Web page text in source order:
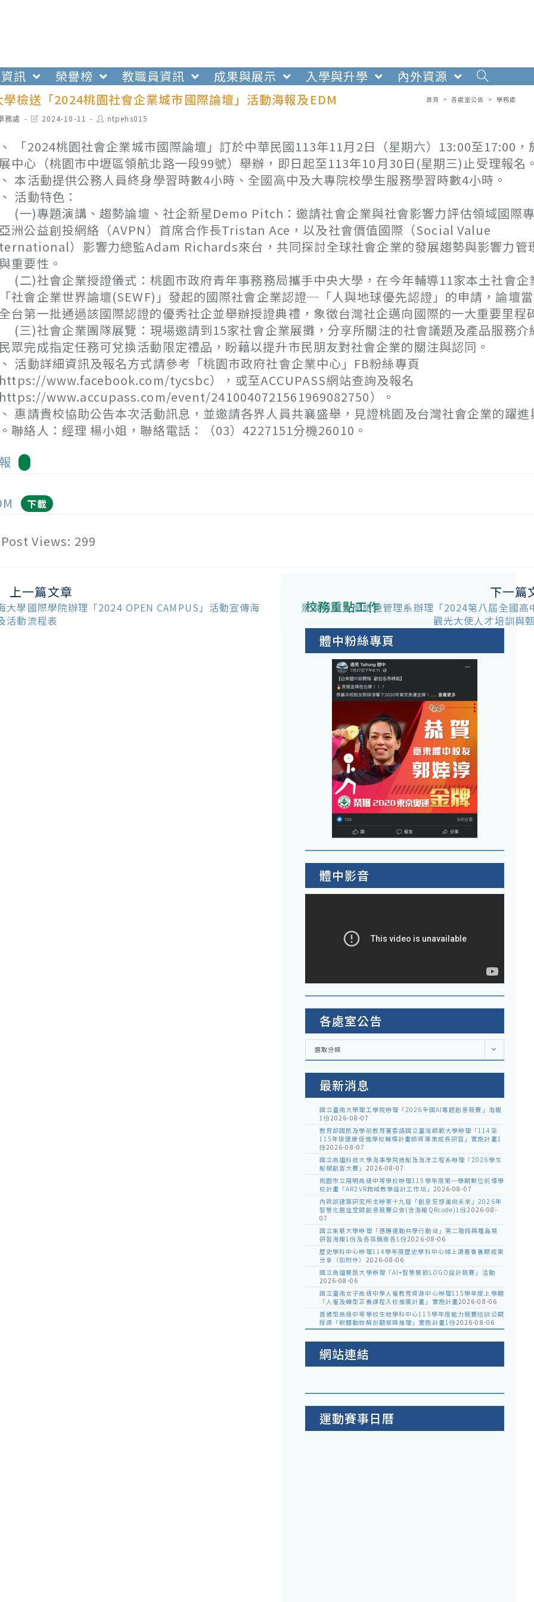
訊 榮譽榜 教職員資訊 成果與展示 入學與升學
內外資源
檢送「2024桃園社會企業城市國際論壇」活動海報及EDM
首頁 > 各處室公告 > 學務處
務處
Post2024-10-11
Post
author:
ntpehs015
「2024桃園社會企業城市國際論壇」訂於中華民國113年11月2日（星期六）13:00至17:00，
中心（桃園市中壢區領航北路一段99號）舉辦，即日起至113年10月30日(星期三)止受理報名
本活動提供公務人員終身學習時數4小時、全國高中及大專院校學生服務學習時數4小時。
活動特色：
)專題演講、趨勢論壇、社企新星Demo Pitch：邀請社會企業與社會影響力評估領域國際
洲公益創投網絡（AVPN）首席合作長Tristan Ace，以及社會價值國際（Social Value
）影響力總監Adam Richards來台，共同探討全球社會企業的發展趨勢與影響力管
重要性。
)社會企業授證儀式：桃園市政府青年事務務局攜手中央大學，在今年輔導11家本土社會企
社會企業世界論壇(SEWF)」發起的國際社會企業認證─「人與地球優先認證」的申請，論壇
台第一批通過該國際認證的優秀社企並舉辦授證典禮，象徵台灣社企邁向國際的一大重要里程
)社會企業團隊展覽：現場邀請到15家社會企業展攤，分享所關注的社會議題及產品服務介
眾完成指定任務可兌換活動限定禮品，盼藉以提升市民朋友對社會企業的關注與認同。
活動詳細資訊及報名方式請參考「桃園市政府社會企業中心」FB粉絲專頁
https://www.facebook.com/tycsbc），或至ACCUPASS網站查詢及報名
https://www.accupass.com/event/2410040721561969082750）。
惠請貴校協助公告本次活動訊息，並邀請各界人員共襄盛舉，見證桃園及台灣社會企業的躍進
聯絡人：經理 楊小姐，聯絡電話：（03）4227151分機26010。
下載
Post Views: 299
上一篇文章
大學國際學院辦理「2024 OPEN CAMPUS」活動宣傳海
活動流程表
下一篇
景文科技大學旅遊管理系辦理「2024第八屆全國高
觀光大使人才培訓與
校務重點工作
體中粉絲專頁
體中影音
各處室公告
各
室
選取分類
最新消息
國立臺南大學理工學院辦理「2026全國AI專題創意競賽」海報
1份2026-08-07
教育部國民及學前教育署委請國立臺灣師範大學辦理「114至
115年度健康促進學校輔導計畫師資專業成長研習」實施計畫1
份2026-08-07
國立高雄科技大學海事學院造船及海洋工程系辦理「2026學生
船模創客大賽」 2026-08-07
桃園市立陽明高級中等學校辦理115學年度第一學期數位前導學
校計畫「AR2VR跨域教學設計工作坊」 2026-08-07
內政部建築研究所主辦第十九屆「創意狂想巢向未來」2026年
智慧化居住空間創意競賽公告(含海報QRcode)1份2026-08-
07
國立東華大學辦理「適應運動共學行動站」第二階段與離島場
研習海報1份及各區簡章各1份2026-08-06
歷史學科中心辦理114學年度歷史學科中心線上讀書會暑期成果
分享（如附件） 2026-08-06
國立高雄餐旅大學辦理「AI+智慧餐飲LOGO設計競賽」活動
2026-08-06
國立臺南女子高級中學人權教育資源中心辦理115學年度上學期
「人權及轉型正義課程入校推廣計畫」實施計畫2026-08-06
普通型高級中等學校生物學科中心115學年度能力競賽培訓公開
授課「軟體動物解剖觀察與推理」實施計畫1份2026-08-06
網站連結
運動賽事日曆